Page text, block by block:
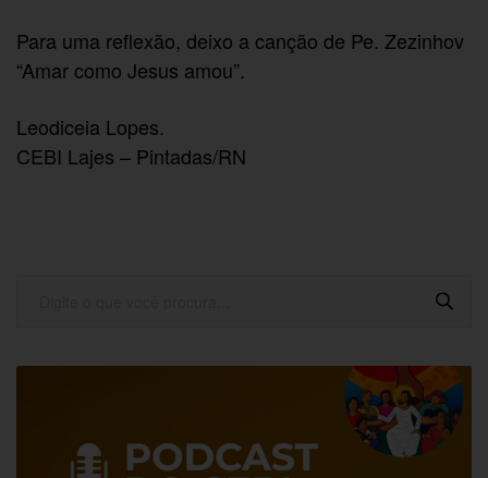
Para uma reflexão, deixo a canção de Pe. Zezinhov
“Amar como Jesus amou”.
Leodiceia Lopes.
CEBI Lajes – Pintadas/RN